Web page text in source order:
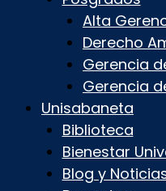
Alta
Derecho
Gerencia
Gerencia
Unisabaneta
Biblioteca
Bienestar
Blog y